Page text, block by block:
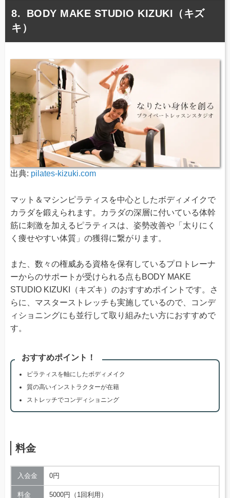
BODY MAKE STUDIO KIZUKI（キズ
キ）
出典: pilates-kizuki.com
マット＆マシンピラティスを中心としたボディメイクで
カラダを鍛えられます。カラダの深層に付いている体幹
筋に刺激を加えるピラティスは、姿勢改善や「太りにく
く痩せやすい体質」の獲得に繋がります。
また、数々の権威ある資格を保有しているプロトレーナ
ーからのサポートが受けられる点もBODY MAKE
STUDIO KIZUKI（キズキ）のおすすめポイントです。さ
らに、マスターストレッチも実施しているので、コンデ
ィショニングにも並行して取り組みたい方におすすめで
す。
おすすめポイント！
ピラティスを軸にしたボディメイク
質の高いインストラクターが在籍
ストレッチでコンディショニング
料金
入会金 0円
料金 5000円（1回利用）